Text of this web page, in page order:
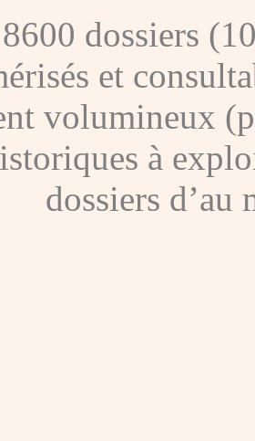
dossiers
et
volumineux
à
dossiers d’au